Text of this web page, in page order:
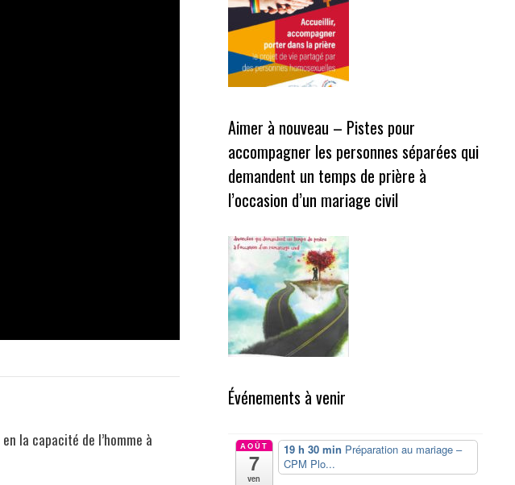
en la capacité de l’homme à
Aimer à nouveau – Pistes pour
accompagner les personnes séparées qui
demandent un temps de prière à
l’occasion d’un mariage civil
Événements à venir
AOÛT
7
ven
19 h 30 min Préparation au mariage –
CPM Plo...